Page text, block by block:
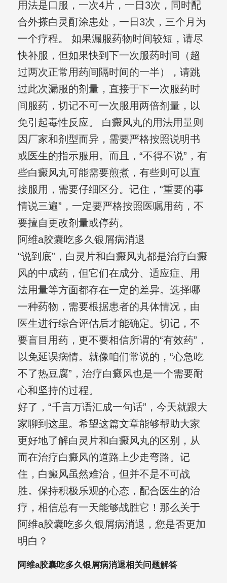
用法是口服，一次4片，一日3次，同时配
合外搽白灵酊涂患处，一日3次，三个月为
一个疗程。 如果漏服药物时间较短，请尽
快补服，但如果快到下一次服药时间（超
过两次正常用药间隔时间的一半），请跳
过此次漏服的剂量，直接于下一次服药时
间服药，切记不可一次服用两倍剂量，以
免引起毒性反应。 白癜风丸的用法用量则
因厂家和剂型而异，需要严格按照说明书
或医生的指示服用。而且，“不得不说”，有
些白癜风丸可能需要煎煮，有些则可以直
接服用，需要仔细区分。记住，“重要的事
情说三遍”，一定要严格按照医嘱用药，不
要擅自更改剂量或停药。
阿维a胶囊吃多久银屑病消退
“说到底”，白灵片和白癜风丸都是治疗白癜
风的中成药，但它们在成分、适应症、用
法用量等方面都存在一定的差异。选择哪
一种药物，需要根据患者的具体情况，由
医生进行综合评估后才能确定。切记，不
要盲目用药，更不要相信所谓的“有效药”，
以免延误病情。就像咱们常说的，“心急吃
不了热豆腐”，治疗白癜风也是一个需要耐
心和坚持的过程。
好了，“千言万语汇成一句话”，今天就跟大
家聊到这里。希望这篇文章能够帮助大家
更好地了解白灵片和白癜风丸的区别，从
而在治疗白癜风的道路上少走弯路。记
住，白癜风虽然难治，但并不是不可战
胜。保持积极乐观的心态，配合医生的治
疗，相信总有一天能够战胜它！那么关于
阿维a胶囊吃多久银屑病消退，您是否更加
明白？
阿维a胶囊吃多久银屑病消退相关问题解答